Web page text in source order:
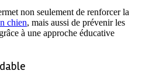
non seulement de renforcer la
chien, mais aussi de prévenir les
à une approche éducative